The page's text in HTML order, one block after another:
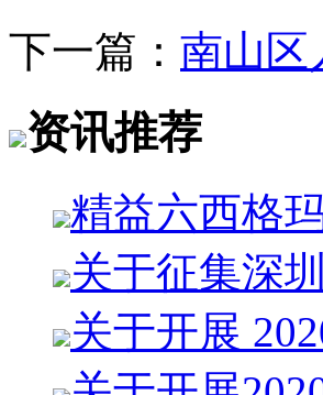
下一篇： 南山区
资讯推荐
精益六西格
关于征集深
关于开展